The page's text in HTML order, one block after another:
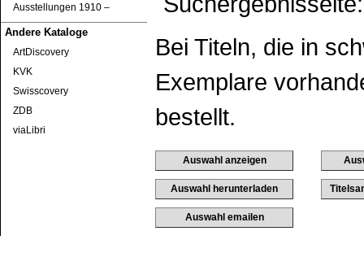
Ausstellungen 1910 ‒
Andere Kataloge
ArtDiscovery
KVK
Swisscovery
ZDB
viaLibri
Bei Titeln, die in
Exemplare
bestellt.